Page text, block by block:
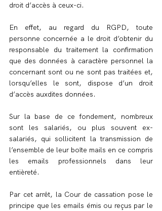
droit d’accès à ceux-ci.
En effet, au regard du RGPD, toute
personne concernée a le droit d’obtenir du
responsable du traitement la confirmation
que des données à caractère personnel la
concernant sont ou ne sont pas traitées et,
lorsqu’elles le sont, dispose d’un droit
d’accès auxdites données.
Sur la base de ce fondement, nombreux
sont les salariés, ou plus souvent ex-
salariés, qui sollicitent la transmission de
l’ensemble de leur boîte mails en ce compris
les emails professionnels dans leur
entièreté.
Par cet arrêt, la Cour de cassation pose le
principe que les emails émis ou reçus par le